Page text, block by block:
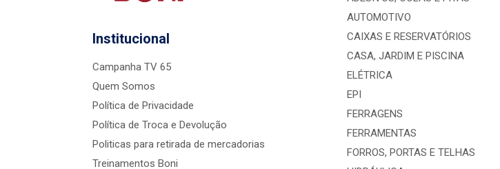
Institucional
Campanha TV 65
Quem Somos
Política de Privacidade
Política de Troca e Devolução
Politicas para retirada de mercadorias
Treinamentos Boni
AUTOMOTIVO
CAIXAS E RESERVATÓRIOS
CASA, JARDIM E PISCINA
ELÉTRICA
EPI
FERRAGENS
FERRAMENTAS
FORROS, PORTAS E TELHAS